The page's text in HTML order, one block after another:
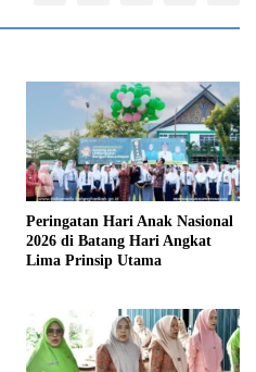
Peringatan Hari Anak Nasional
2026 di Batang Hari Angkat
Lima Prinsip Utama